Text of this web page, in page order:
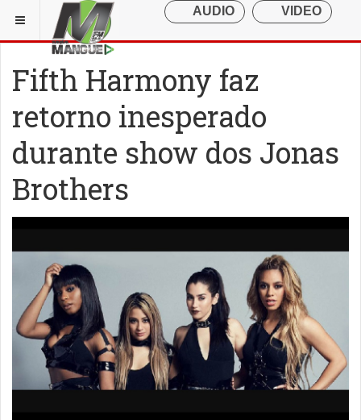
Fifth Harmony faz
retorno inesperado
durante show dos Jonas
Brothers